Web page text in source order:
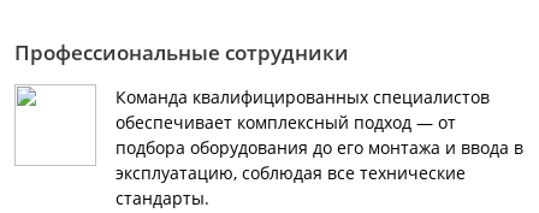
Профессиональные сотрудники
Команда квалифицированных специалистов
обеспечивает комплексный подход — от
подбора оборудования до его монтажа и ввода в
эксплуатацию, соблюдая все технические
стандарты.